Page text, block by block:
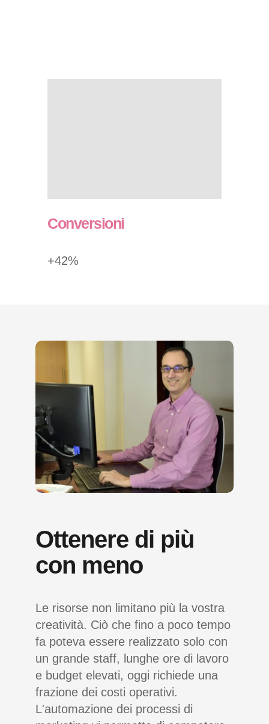
Conversioni
+42%
Ottenere di più
con meno
Le risorse non limitano più la vostra
creatività. Ciò che fino a poco tempo
fa poteva essere realizzato solo con
un grande staff, lunghe ore di lavoro
e budget elevati, oggi richiede una
frazione dei costi operativi.
L'automazione dei processi di